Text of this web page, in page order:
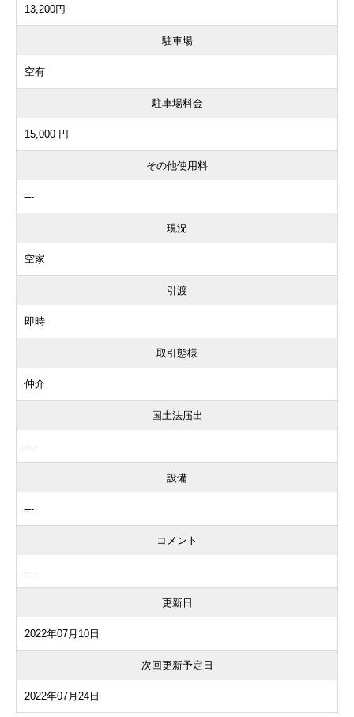
13,200円
駐車場
空有
駐車場料金
15,000 円
その他使用料
---
現況
空家
引渡
即時
取引態様
仲介
国土法届出
---
設備
---
コメント
---
更新日
2022年07月10日
次回更新予定日
2022年07月24日